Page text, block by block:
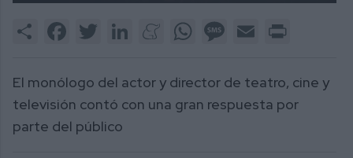
Share FacebookTwitter LinkedInMeneameWhatsAppMessage
Email
El monólogo del actor y director de teatro, cine y
televisión contó con una gran respuesta por
parte del público